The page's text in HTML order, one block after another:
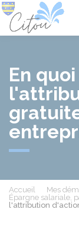
En
Accueil Mes
Épargne salariale,
l'attribution